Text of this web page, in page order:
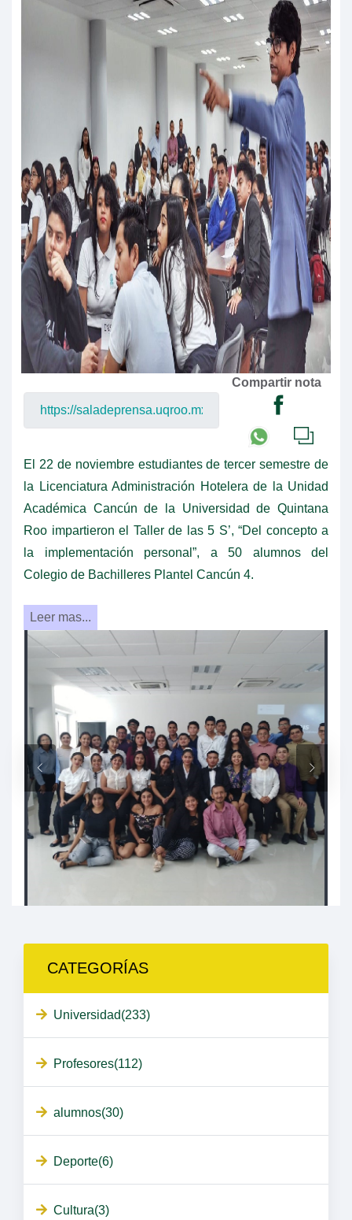
Compartir nota
El 22 de noviembre estudiantes de tercer semestre de
la Licenciatura Administración Hotelera de la Unidad
Académica Cancún de la Universidad de Quintana
Roo impartieron el Taller de las 5 S’, “Del concepto a
la implementación personal”, a 50 alumnos del
Colegio de Bachilleres Plantel Cancún 4.
Leer mas...
CATEGORÍAS
Universidad(233)
Profesores(112)
alumnos(30)
Deporte(6)
Cultura(3)